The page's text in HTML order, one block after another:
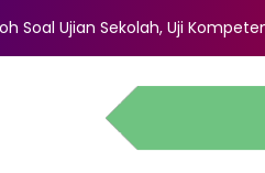
Ujian Sekolah, Uji